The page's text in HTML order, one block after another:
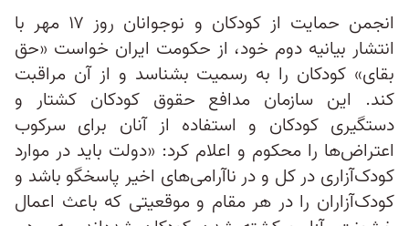
انجمن حمایت از کودکان و نوجوانان روز ۱۷ مهر با
انتشار بیانیه‌ دوم خود، از حکومت ایران خواست «حق
بقای» کودکان را به رسمیت بشناسد و از آن مراقبت
کند. این سازمان مدافع حقوق کودکان کشتار و
دستگیری کودکان و استفاده از آنان برای سرکوب
اعتراض‌ها را محکوم و اعلام کرد: «دولت باید در موارد
کودک‌آزاری در کل و در ناآرامی‌های اخیر پاسخگو‌ باشد و
کودک‌آزاران را در هر مقام و موقعیتی که باعث اعمال